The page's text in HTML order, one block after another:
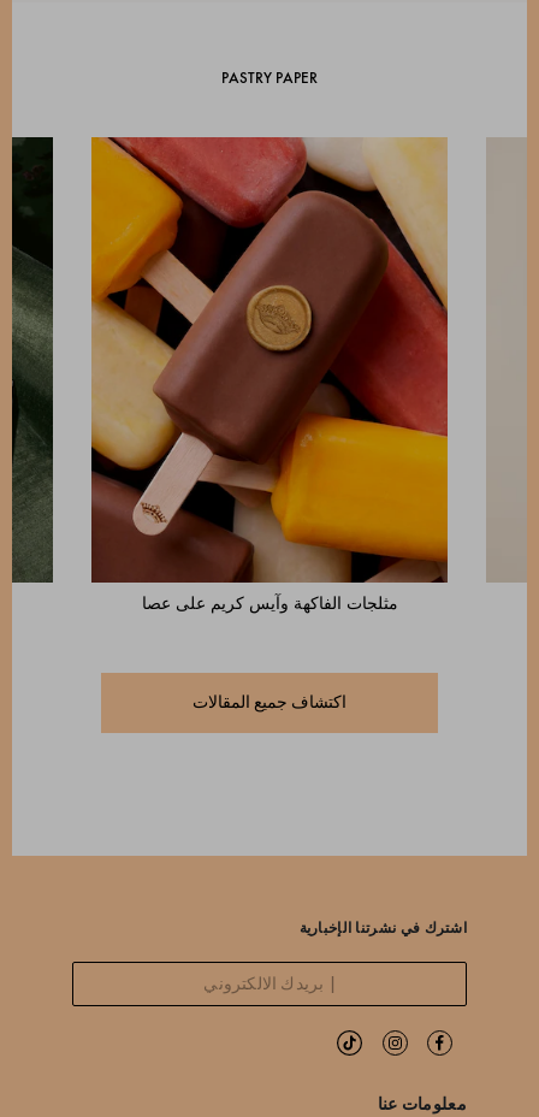
PASTRY PAPER
مثلجات الفاكهة وآيس كريم على عصا
اكتشاف جميع المقالات
اشترك في نشرتنا الإخبارية
معلومات عنا